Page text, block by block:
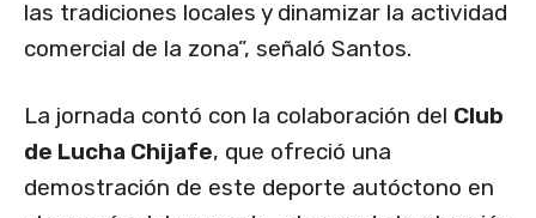
las tradiciones locales y dinamizar la actividad
comercial de la zona”, señaló Santos.
La jornada contó con la colaboración del Club
de Lucha Chijafe, que ofreció una
demostración de este deporte autóctono en